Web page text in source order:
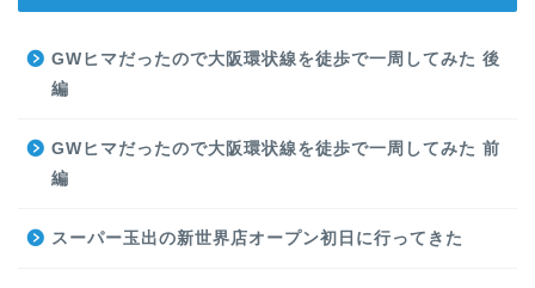
GWヒマだったので大阪環状線を徒歩で一周してみた 後
編
GWヒマだったので大阪環状線を徒歩で一周してみた 前
編
スーパー玉出の新世界店オープン初日に行ってきた